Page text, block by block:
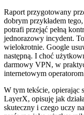
Raport przygotowany
dobrym przykładem
potrafi przejąć pełną
jednorazowy incydent.
wielokrotnie. Google
następną. I choć
darmowy VPN, w
internetowym
W tym tekście, opierając
LayerX, opisuję jak
skuteczny i czego uczy